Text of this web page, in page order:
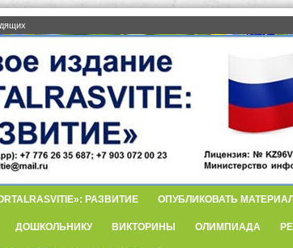
РАЗВИТИЕ ОПУБЛИКОВАТЬ МАТЕРИАЛ
ДОШКОЛЬНИКУ ВИКТОРИНЫ ОЛИМПИАДА